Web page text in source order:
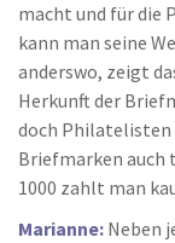
macht und für die
kann man seine
anderswo, zeigt
Herkunft der
doch
Briefmarken auch
1000 zahlt man
Marianne: Neben